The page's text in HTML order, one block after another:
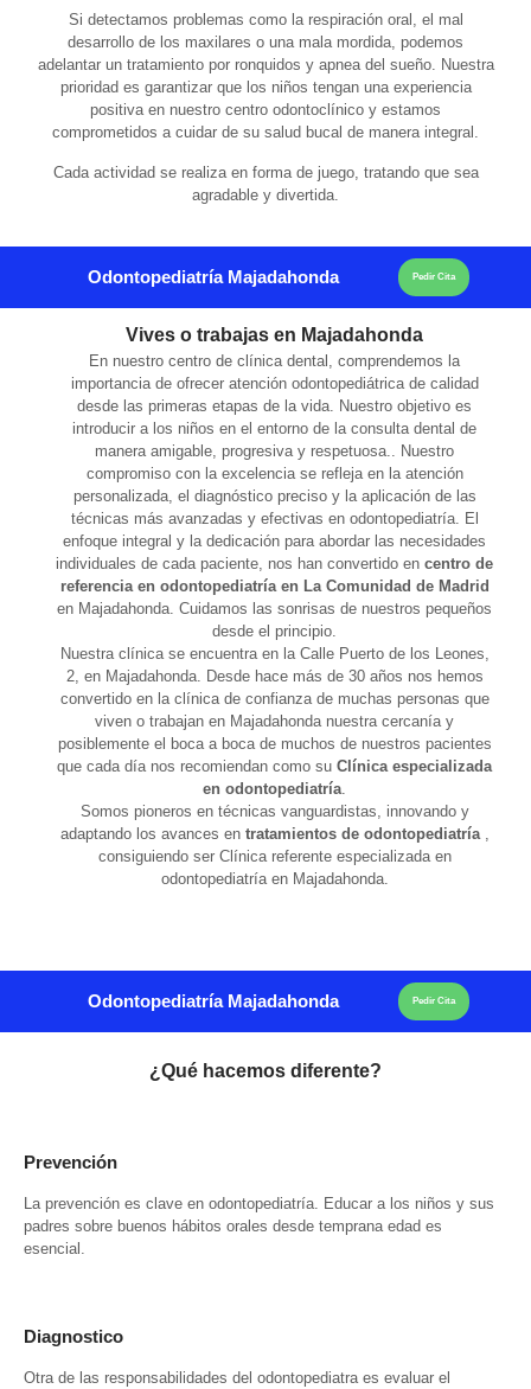
Si detectamos problemas como la respiración oral, el mal
desarrollo de los maxilares o una mala mordida, podemos
adelantar un tratamiento por ronquidos y apnea del sueño. Nuestra
prioridad es garantizar que los niños tengan una experiencia
positiva en nuestro centro odontoclínico y estamos
comprometidos a cuidar de su salud bucal de manera integral.
Cada actividad se realiza en forma de juego, tratando que sea
agradable y divertida.
Odontopediatría Majadahonda Pedir Cita
Vives o trabajas en Majadahonda
En nuestro centro de clínica dental, comprendemos la
importancia de ofrecer atención odontopediátrica de calidad
desde las primeras etapas de la vida. Nuestro objetivo es
introducir a los niños en el entorno de la consulta dental de
manera amigable, progresiva y respetuosa.. Nuestro
compromiso con la excelencia se refleja en la atención
personalizada, el diagnóstico preciso y la aplicación de las
técnicas más avanzadas y efectivas en odontopediatría. El
enfoque integral y la dedicación para abordar las necesidades
individuales de cada paciente, nos han convertido en centro de
referencia en odontopediatría en La Comunidad de Madrid
en Majadahonda. Cuidamos las sonrisas de nuestros pequeños
desde el principio.
Nuestra clínica se encuentra en la Calle Puerto de los Leones,
2, en Majadahonda. Desde hace más de 30 años nos hemos
convertido en la clínica de confianza de muchas personas que
viven o trabajan en Majadahonda nuestra cercanía y
posiblemente el boca a boca de muchos de nuestros pacientes
que cada día nos recomiendan como su Clínica especializada
en odontopediatría.
Somos pioneros en técnicas vanguardistas, innovando y
adaptando los avances en tratamientos de odontopediatría ,
consiguiendo ser Clínica referente especializada en
odontopediatría en Majadahonda.
Odontopediatría Majadahonda Pedir Cita
¿Qué hacemos diferente?
Prevención
La prevención es clave en odontopediatría. Educar a los niños y sus
padres sobre buenos hábitos orales desde temprana edad es
esencial.
Diagnostico
Otra de las responsabilidades del odontopediatra es evaluar el